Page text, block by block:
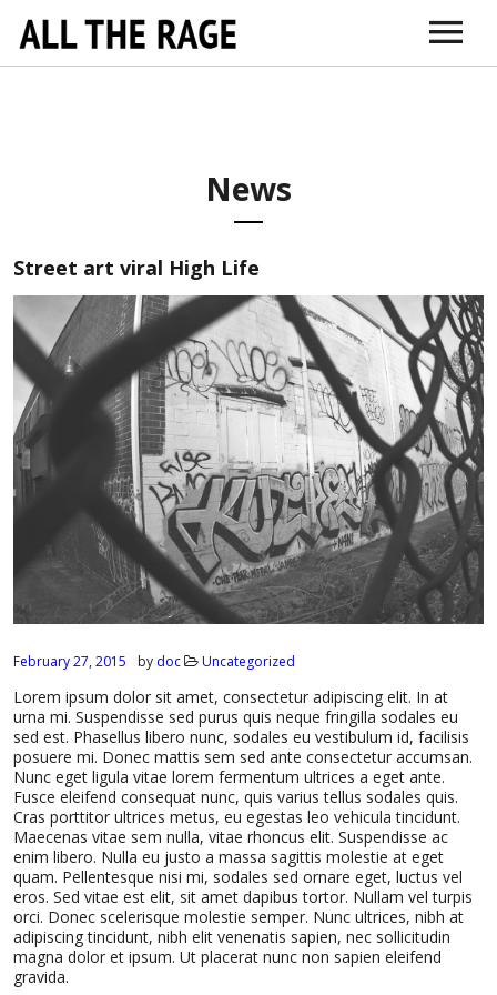
News
Street art viral High Life
February 27, 2015 by doc Uncategorized
Lorem ipsum dolor sit amet, consectetur adipiscing elit. In at
urna mi. Suspendisse sed purus quis neque fringilla sodales eu
sed est. Phasellus libero nunc, sodales eu vestibulum id, facilisis
posuere mi. Donec mattis sem sed ante consectetur accumsan.
Nunc eget ligula vitae lorem fermentum ultrices a eget ante.
Fusce eleifend consequat nunc, quis varius tellus sodales quis.
Cras porttitor ultrices metus, eu egestas leo vehicula tincidunt.
Maecenas vitae sem nulla, vitae rhoncus elit. Suspendisse ac
enim libero. Nulla eu justo a massa sagittis molestie at eget
quam. Pellentesque nisi mi, sodales sed ornare eget, luctus vel
eros. Sed vitae est elit, sit amet dapibus tortor. Nullam vel turpis
orci. Donec scelerisque molestie semper. Nunc ultrices, nibh at
adipiscing tincidunt, nibh elit venenatis sapien, nec sollicitudin
magna dolor et ipsum. Ut placerat nunc non sapien eleifend
gravida.